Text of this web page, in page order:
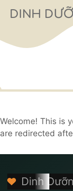
đến
dung
DINH
Welcome! This is
are redirected
Dinh